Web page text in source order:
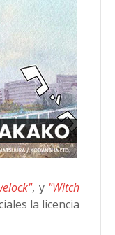
, y "Witch
la licencia